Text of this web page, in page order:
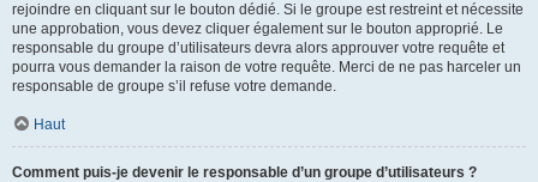
rejoindre en cliquant sur le bouton dédié. Si le groupe est restreint et nécessite
une approbation, vous devez cliquer également sur le bouton approprié. Le
responsable du groupe d’utilisateurs devra alors approuver votre requête et
pourra vous demander la raison de votre requête. Merci de ne pas harceler un
responsable de groupe s’il refuse votre demande.
Haut
Comment puis-je devenir le responsable d’un groupe d’utilisateurs ?